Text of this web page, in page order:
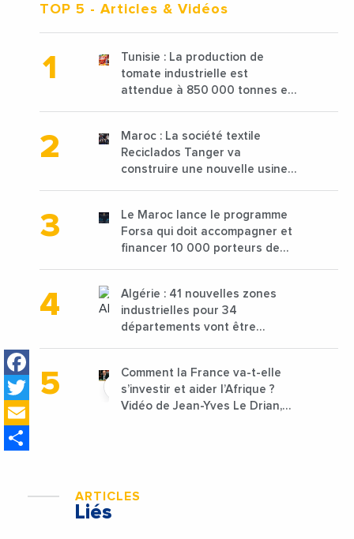
Facebook
Twitter
TOP 5 - Articles & Vidéos
Tunisie : La production de
tomate industrielle est
attendue à 850 000 tonnes en
Maroc : La société textile
Reciclados Tanger va
construire une nouvelle usine
Le Maroc lance le programme
Forsa qui doit accompagner et
financer 10 000 porteurs de
Algérie : 41 nouvelles zones
industrielles pour 34
départements vont être
Comment la France va-t-elle
s’investir et aider l’Afrique ?
Vidéo de Jean-Yves Le Drian,
ARTICLES
Liés